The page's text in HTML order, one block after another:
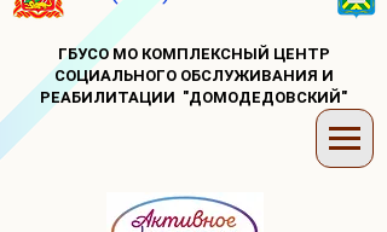
ГБУСО МО КОМПЛЕКСНЫЙ ЦЕНТР
СОЦИАЛЬНОГО ОБСЛУЖИВАНИЯ И
РЕАБИЛИТАЦИИ "ДОМОДЕДОВСКИЙ"